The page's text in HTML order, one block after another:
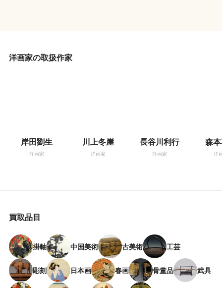
洋画家の取扱作家
岸田劉生
洋画家
川上冬崖
洋画家
長谷川利行
洋画家
森
洋
買取品目
掛軸 中国美術 古美術 工芸
彫刻 日本画 春画 骨董品 武具